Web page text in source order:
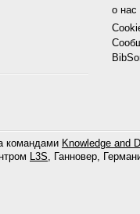
о нас
командами Knowledge and
L3S, Ганновер,